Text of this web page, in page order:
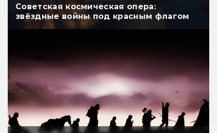
Советская космическая опера:
звёздные войны под красным флагом